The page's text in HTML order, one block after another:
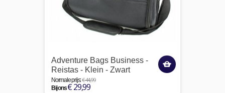
Adventure Bags Business -
Reistas - Klein - Zwart
Normale prijs:€ 44,99
Bij ons€ 29,99